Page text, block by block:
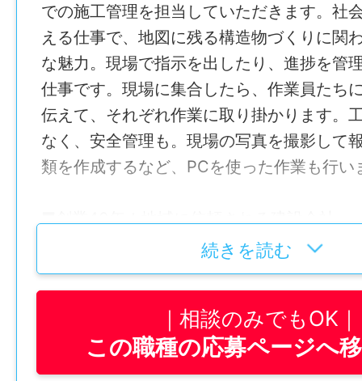
での施工管理を担当していただきます。社
える仕事で、地図に残る構造物づくりに関
な魅力。現場で指示を出したり、進捗を管
仕事です。現場に集合したら、作業員たち
伝えて、それぞれ作業に取り掛かります。
なく、安全管理も。現場の写真を撮影して
類を作成するなど、PCを使った作業も行い
■創業40年！地域に信頼される建設会社
株式会社塩坂建設は、愛媛県東温市を拠点
心に手がけてきた建設会社です。道路・橋
事、堰堤の設置、外構工事や造成工事など
を支えるインフラ整備を幅広く担っていま
を受けにくい公共工事が中心のため仕事量
り、創業から40年にわたって地域に信頼さ
続きを読む
相談のみでもOK
この職種の応募ページへ